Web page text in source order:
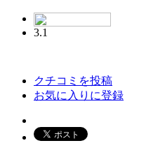
3.1
クチコミを投稿
お気に入りに登録